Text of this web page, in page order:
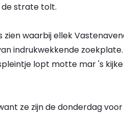
strate tolt.
waarbij ellek
indrukwekkende
lopt motte mar 's
ze zijn de donderdag